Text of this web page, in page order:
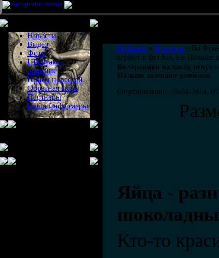
авторские статьи
Новости
Видео
Фото
UFOleaks -
общение
Прием новостей
Обратная связь
Партнеры
Наши информеры
UfoLeaks » Новости » Во
играют в футбол, а в Польше
Во Франции на пасху пекут
Польше шлепают девчонок
Опубликовано: 20-04-2014,
Яйца -
Кто-то